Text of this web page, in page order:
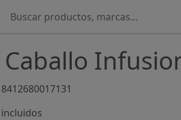
Caballo
8412680017131